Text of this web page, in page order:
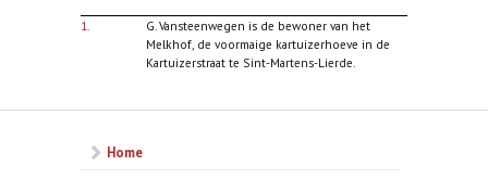
1.
G. Vansteenwegen is de bewoner van het
Melkhof, de voormaige kartuizerhoeve in de
Kartuizerstraat te Sint-Martens-Lierde.
Home